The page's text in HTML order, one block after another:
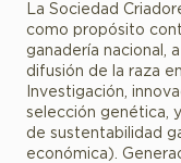
La Sociedad
como propósito
ganadería nacional,
difusión de la raza
Investigación,
selección genética,
de sustentabilidad
económica).